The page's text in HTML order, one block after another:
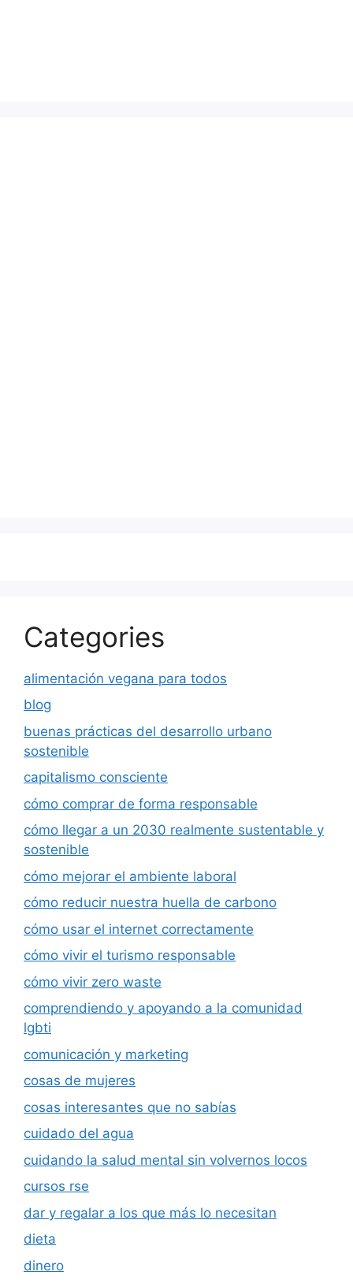
Categories
alimentación vegana para todos
blog
buenas prácticas del desarrollo urbano
sostenible
capitalismo consciente
cómo comprar de forma responsable
cómo llegar a un 2030 realmente sustentable y
sostenible
cómo mejorar el ambiente laboral
cómo reducir nuestra huella de carbono
cómo usar el internet correctamente
cómo vivir el turismo responsable
cómo vivir zero waste
comprendiendo y apoyando a la comunidad
lgbti
comunicación y marketing
cosas de mujeres
cosas interesantes que no sabías
cuidado del agua
cuidando la salud mental sin volvernos locos
cursos rse
dar y regalar a los que más lo necesitan
dieta
dinero